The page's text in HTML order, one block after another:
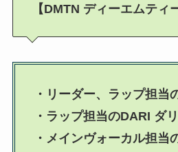
【DMTN ディーエムティ
・リーダー、ラップ担当
・ラップ担当のDARI ダリ
・メインヴォーカル担当